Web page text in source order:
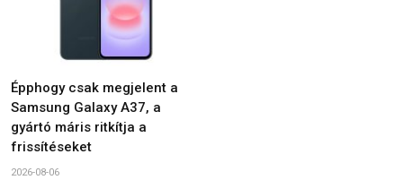
Épphogy csak megjelent a
Samsung Galaxy A37, a
gyártó máris ritkítja a
frissítéseket
2026-08-06